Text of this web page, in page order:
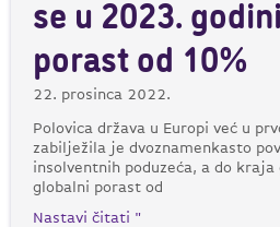
se u 2023.
porast od 10%
22. prosinca 2022.
Polovica država u Europi već u
zabilježila je dvoznamenkasto
insolventnih poduzeća, a do kraja
globalni porast od
Nastavi čitati "